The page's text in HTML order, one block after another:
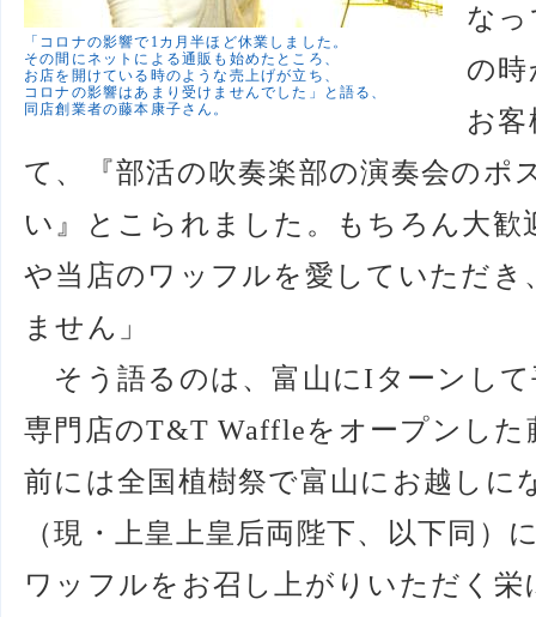
「コロナの影響で1カ月半ほど休業しました。
その間にネットによる通販も始めたところ、
お店を開けている時のような売上げが立ち、
コロナの影響はあまり受けませんでした」と語る、
同店創業者の藤本康子さん。
な
の
お
て、『部活の吹奏楽部の演奏会のポ
い』とこられました。もちろん大歓
や当店のワッフルを愛していただ
ません」
そう語るのは、富山にIターンして
専門店のT&T Waffleをオープンした
前には全国植樹祭で富山にお越しに
（現・上皇上皇后両陛下、以下同）
ワッフルをお召し上がりいただく